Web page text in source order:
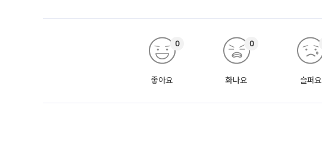
좋아요
0
화나요
0
슬퍼요